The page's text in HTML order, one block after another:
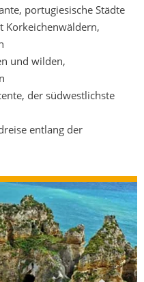
portugiesische Städte
Korkeichenwäldern,
und wilden,
der südwestlichste
entlang der